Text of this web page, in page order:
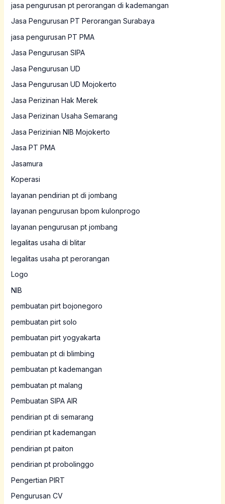
jasa pengurusan pt perorangan di kademangan
Jasa Pengurusan PT Perorangan Surabaya
jasa pengurusan PT PMA
Jasa Pengurusan SIPA
Jasa Pengurusan UD
Jasa Pengurusan UD Mojokerto
Jasa Perizinan Hak Merek
Jasa Perizinan Usaha Semarang
Jasa Perizinian NIB Mojokerto
Jasa PT PMA
Jasamura
Koperasi
layanan pendirian pt di jombang
layanan pengurusan bpom kulonprogo
layanan pengurusan pt jombang
legalitas usaha di blitar
legalitas usaha pt perorangan
Logo
NIB
pembuatan pirt bojonegoro
pembuatan pirt solo
pembuatan pirt yogyakarta
pembuatan pt di blimbing
pembuatan pt kademangan
pembuatan pt malang
Pembuatan SIPA AIR
pendirian pt di semarang
pendirian pt kademangan
pendirian pt paiton
pendirian pt probolinggo
Pengertian PIRT
Pengurusan CV